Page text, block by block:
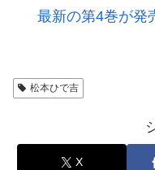
最新の第4巻が発
松本ひで吉
X